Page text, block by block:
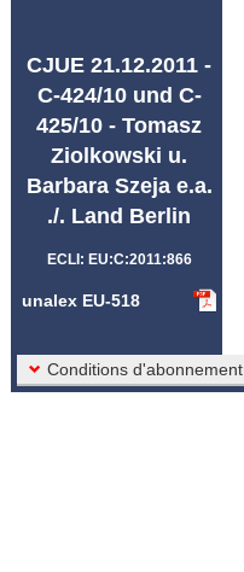
CJUE 21.12.2011 -
C-424/10 und C-
425/10 - Tomasz
Ziolkowski u.
Barbara Szeja e.a.
./. Land Berlin
ECLI: EU:C:2011:866
unalex EU-518
Conditions d'abonnement